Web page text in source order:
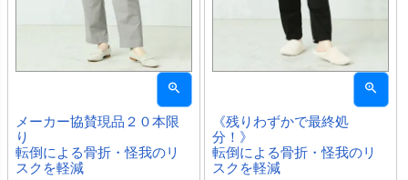
メーカー協賛現品２０本限
り
転倒による骨折・怪我のリ
スクを軽減
《残りわずかで最終処
分！》
転倒による骨折・怪我のリ
スクを軽減